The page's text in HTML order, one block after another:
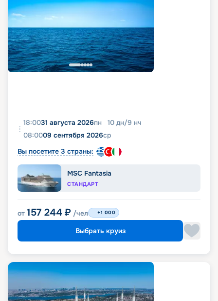
18:0031 августа 2026пн 10 дн/9 нч
08:0009 сентября 2026ср
Вы посетите 3 страны:
MSC Fantasia
СТАНДАРТ
от 157 244 ₽ /чел +1 000
Выбрать круиз